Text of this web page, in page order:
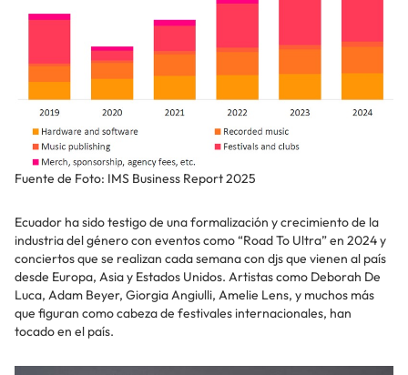
Fuente de Foto: IMS Business Report 2025
Ecuador ha sido testigo de una formalización y crecimiento de la
industria del género con eventos como “Road To Ultra” en 2024 y
conciertos que se realizan cada semana con djs que vienen al país
desde Europa, Asia y Estados Unidos. Artistas como Deborah De
Luca, Adam Beyer, Giorgia Angiulli, Amelie Lens, y muchos más
que figuran como cabeza de festivales internacionales, han
tocado en el país.